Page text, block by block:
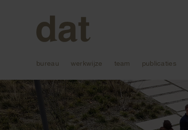
bureau werkwijze team publicaties